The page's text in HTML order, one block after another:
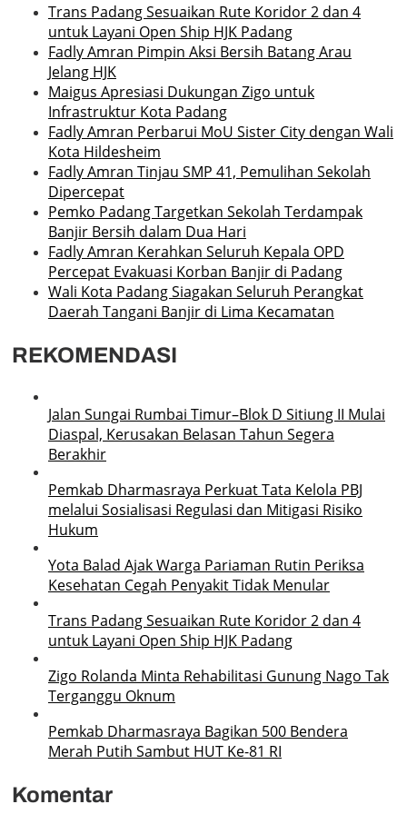
Trans Padang Sesuaikan Rute Koridor 2 dan 4
untuk Layani Open Ship HJK Padang
Fadly Amran Pimpin Aksi Bersih Batang Arau
Jelang HJK
Maigus Apresiasi Dukungan Zigo untuk
Infrastruktur Kota Padang
Fadly Amran Perbarui MoU Sister City dengan Wali
Kota Hildesheim
Fadly Amran Tinjau SMP 41, Pemulihan Sekolah
Dipercepat
Pemko Padang Targetkan Sekolah Terdampak
Banjir Bersih dalam Dua Hari
Fadly Amran Kerahkan Seluruh Kepala OPD
Percepat Evakuasi Korban Banjir di Padang
Wali Kota Padang Siagakan Seluruh Perangkat
Daerah Tangani Banjir di Lima Kecamatan
REKOMENDASI
Jalan Sungai Rumbai Timur–Blok D Sitiung II Mulai
Diaspal, Kerusakan Belasan Tahun Segera
Berakhir
Pemkab Dharmasraya Perkuat Tata Kelola PBJ
melalui Sosialisasi Regulasi dan Mitigasi Risiko
Hukum
Yota Balad Ajak Warga Pariaman Rutin Periksa
Kesehatan Cegah Penyakit Tidak Menular
Trans Padang Sesuaikan Rute Koridor 2 dan 4
untuk Layani Open Ship HJK Padang
Zigo Rolanda Minta Rehabilitasi Gunung Nago Tak
Terganggu Oknum
Pemkab Dharmasraya Bagikan 500 Bendera
Merah Putih Sambut HUT Ke-81 RI
Komentar